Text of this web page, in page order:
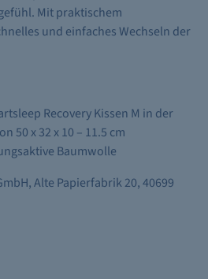
Mit praktischem
und einfaches Wechseln der
Recovery Kissen M in der
50 x 32 x 10 – 11.5 cm
Baumwolle
Alte Papierfabrik 20, 40699